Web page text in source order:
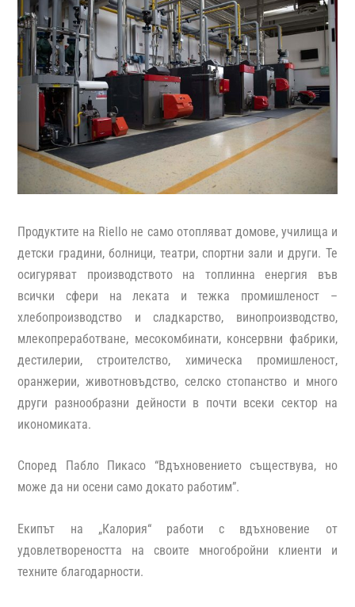
Продуктите на Riello не само отопляват домове, училища и
детски градини, болници, театри, спортни зали и други. Те
осигуряват производството на топлинна енергия във
всички сфери на леката и тежка промишленост –
хлебопроизводство и сладкарство, винопроизводство,
млекопреработване, месокомбинати, консервни фабрики,
дестилерии, строителство, химическа промишленост,
оранжерии, животновъдство, селско стопанство и много
други разнообразни дейности в почти всеки сектор на
икономиката.
Според Пабло Пикасо “Вдъхновението съществува, но
може да ни осени само докато работим”.
Екипът на „Калория“ работи с вдъхновение от
удовлетвореността на своите многобройни клиенти и
техните благодарности.